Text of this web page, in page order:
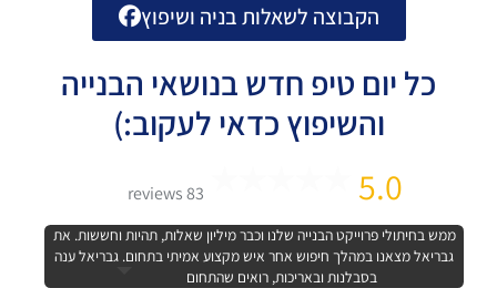
הקבוצה לשאלות בניה ושיפוץ
כל יום טיפ חדש בנושאי הבנייה
והשיפוץ כדאי לעקוב:)
5.0
83 reviews
ממש בחיתולי פרוייקט הבנייה שלנו וכבר מיליון שאלות, תהיות וחששות. את
גבריאל מצאנו במהלך חיפוש אחר איש מקצוע אמיתי בתחום. גבריאל ענה
בסבלנות ובאריכות, רואים שהתחום